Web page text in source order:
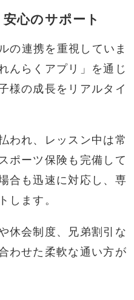
心のサポート
の連携を重視していま
んらくアプリ」を通じ
様の成長をリアルタイ
われ、レッスン中は常
ポーツ保険も完備して
合も迅速に対応し、専
します。
休会制度、兄弟割引な
わせた柔軟な通い方が